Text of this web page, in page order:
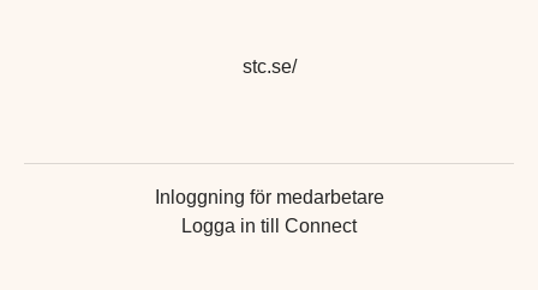
stc.se/
Inloggning för medarbetare
Logga in till Connect